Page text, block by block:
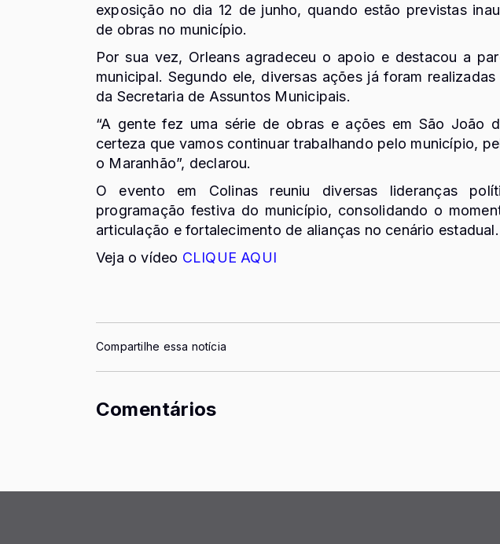
exposição no dia 12 de junho, quando estão previstas
de obras no município.
Por sua vez, Orleans agradeceu o apoio e destacou a
municipal. Segundo ele, diversas ações já foram
da Secretaria de Assuntos Municipais.
“A gente fez uma série de obras e ações em São João
certeza que vamos continuar trabalhando pelo município,
o Maranhão”, declarou.
O evento em Colinas reuniu diversas lideranças
programação festiva do município, consolidando o
articulação e fortalecimento de alianças no cenário estadual.
Veja o vídeo CLIQUE AQUI
Compartilhe essa notícia
Comentários